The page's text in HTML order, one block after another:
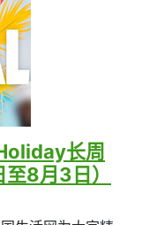
长周
8月3日）